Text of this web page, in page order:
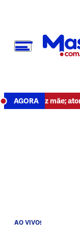
AGORA
diz mãe; ator
AO VIVO!